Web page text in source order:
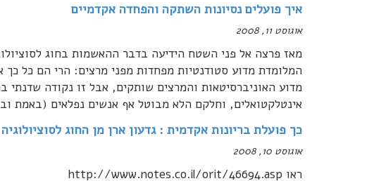
איך פועלים נסיונות השתקה והפחדה אקדמיים
אוגוסט 11, 2008
מאז פרצה אל פני השטח הידיעה בדבר ההאשמות בחוג
המלומדת מדוע סטודנטיות מפחדות מפני מרצים: הרי הם כל
מדוע האוניברסיטאות והמרצים שותקים, אבל זו נקודה
אינטלקטואלים, וחלקם הלא מבוטל אף אנשים נפלאים (באמת
כך פועלת בריונות אקדמית : גדעון ארן מן החוג
אוגוסט 10, 2008
ראו http://www.notes.co.il/orit/46694.asp